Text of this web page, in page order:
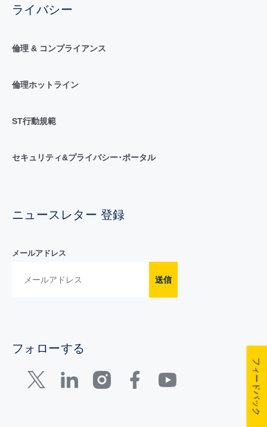
ライバシー
倫理 & コンプライアンス
倫理ホットライン
ST行動規範
セキュリティ&プライバシー･ポータル
ニュースレター 登録
メールアドレス
送信
フォローする
フィードバック